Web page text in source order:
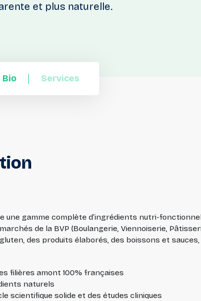
et plus naturelle.
Services
une gamme complète d’ingrédients nutri-
de la BVP (Boulangerie, Viennoiserie,
des produits élaborés, des boissons et
filières amont 100% françaises
naturels
scientifique solide et des études cliniques